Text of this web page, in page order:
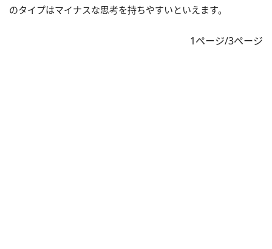
のタイプはマイナスな思考を持ちやすいといえます。
1ページ/3ページ